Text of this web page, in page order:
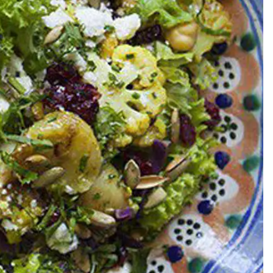
Meze
Efterrätt
Kakor &